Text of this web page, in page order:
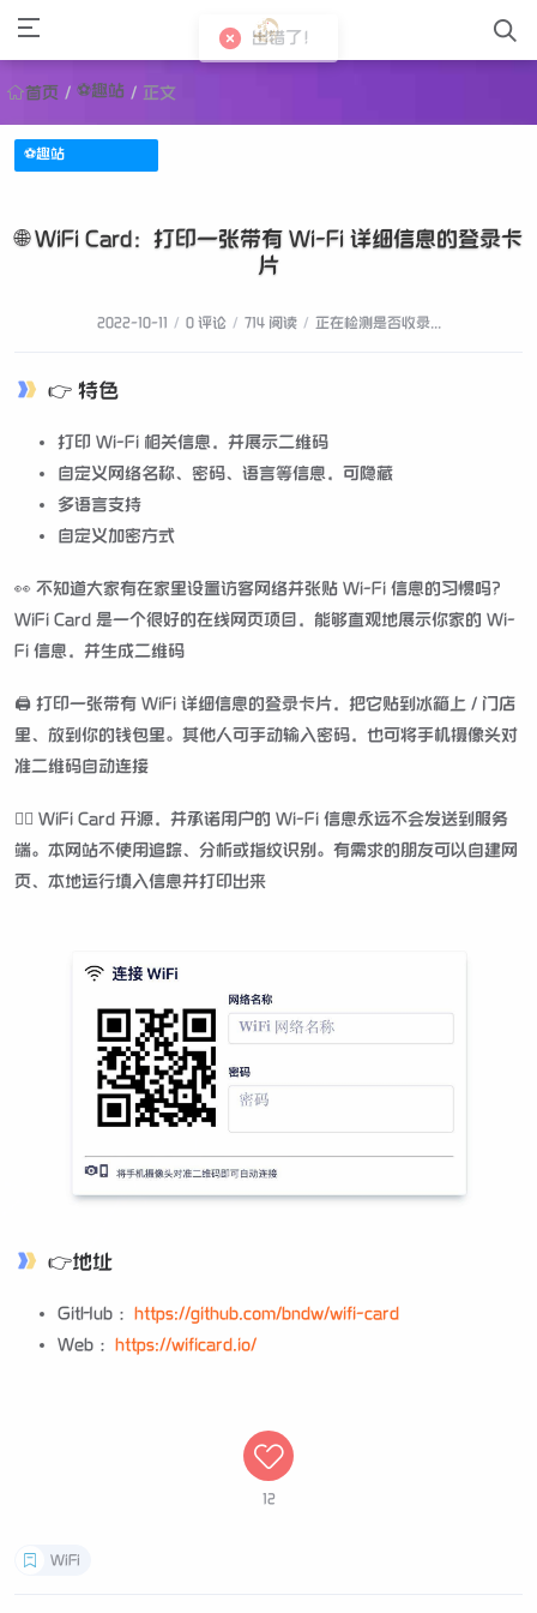
首页 / ⚽趣站 / 正文
⚽趣站
🌐 WiFi Card：打印一张带有 Wi-Fi 详细信息的登录卡
片
2022-10-11 / 0 评论 / 714 阅读 / 正在检测是否收录...
👉 特色
打印 Wi-Fi 相关信息，并展示二维码
自定义网络名称、密码、语言等信息，可隐藏
多语言支持
自定义加密方式
👀 不知道大家有在家里设置访客网络并张贴 Wi-Fi 信息的习惯吗？
WiFi Card 是一个很好的在线网页项目，能够直观地展示你家的 Wi-
Fi 信息，并生成二维码
🖨 打印一张带有 WiFi 详细信息的登录卡片，把它贴到冰箱上 / 门店
里、放到你的钱包里。其他人可手动输入密码，也可将手机摄像头对
准二维码自动连接
🙆‍♂️ WiFi Card 开源，并承诺用户的 Wi-Fi 信息永远不会发送到服务
端。本网站不使用追踪、分析或指纹识别。有需求的朋友可以自建网
页、本地运行填入信息并打印出来
👉地址
GitHub ： https://github.com/bndw/wifi-card
Web ： https://wificard.io/
12
WiFi
出错了！